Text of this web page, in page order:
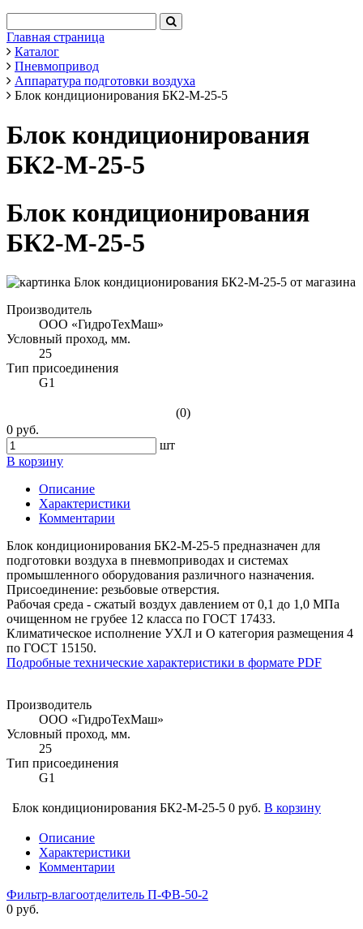
Главная страница
Каталог
Пневмопривод
Аппаратура подготовки воздуха
Блок кондиционирования БК2-М-25-5
Блок кондиционирования
БК2-М-25-5
Блок кондиционирования
БК2-М-25-5
Производитель
ООО «ГидроТехМаш»
Условный проход, мм.
25
Тип присоединения
G1
(0)
0 руб.
шт
В корзину
Описание
Характеристики
Комментарии
Блок кондиционирования БК2-М-25-5 предназначен для
подготовки воздуха в пневмоприводах и системах
промышленного оборудования различного назначения.
Присоединение: резьбовые отверстия.
Рабочая среда - сжатый воздух давлением от 0,1 до 1,0 МПа
очищенном не грубее 12 класса по ГОСТ 17433.
Климатическое исполнение УХЛ и О категория размещения 4
по ГОСТ 15150.
Подробные технические характеристики в формате PDF
Производитель
ООО «ГидроТехМаш»
Условный проход, мм.
25
Тип присоединения
G1
Блок кондиционирования БК2-М-25-5 0 руб. В корзину
Описание
Характеристики
Комментарии
Фильтр-влагоотделитель П-ФВ-50-2
0 руб.